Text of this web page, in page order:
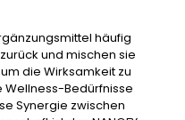
häufig
und mischen sie
die Wirksamkeit zu
Bedürfnisse
Synergie zwischen